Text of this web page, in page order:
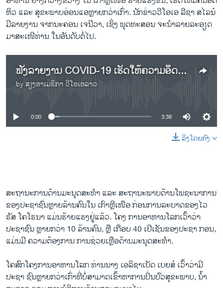
ລາຍງານ
ພາສາຕ່າງໆ
ຫິວ ແລະ ສຸຂະພາບອ່ອນແອຫຼາຍກວ່າເກົ່າ. ນັກຂ່າວວີໂອເອ ລີຊາ ສໄລນ໌
ມີລາຍງານ ຈາກນະຄອນ ເຈນີວາ, ເຊິ່ງ ພຸດທະສອນ ຈະນຳລາຍລະອຽດ
ມາສະເໜີທ່ານ ໃນອັນດັບຕໍ່ໄປ.
ຟັງລາຍງານ COVID-19 ເຮັດໃຫ້ຄວາມອຶດຫິວ ແຜ່ລາມໄປທົ່ວ ເກົາຫຼີເໜືອ
by ສຽງອາເມຣິກາ ວີໂອເອລາວ
No media source currently available
0:00 3:38
ລິງໂດຍກົງ
ສະຖານະການດ້ານມະນຸດສະທຳ ແລະ ສະຖານະພາບດ້ານໂພຊະນາການ
ຂອງປະຊາຊົນຫຼາຍລ້ານຄົນໃນ ເກົາຫຼີເໜືອ ກ່ອນການລະບາດຂອງໄວ
ຣັສ ໂຄໂຣນາ ແມ່ນຮ້າຍແຮງຢູ່ແລ້ວ. ໂຄງ ການອາຫານໂລກເວົ້າວ່າ
ປະຊາຊົນ ຫຼາຍກວ່າ 10 ລ້ານຄົນ, ຫຼື ເກືອບ 40 ເປີເຊັນຂອງປະຊາ ກອນ,
ແມ່ນມີ ຄວາມຕ້ອງການ ການຊ່ວຍເຫຼືອດ້ານມະນຸດສະທຳ.
ໂຄສົກໂຄງການອາຫານໂລກ ທ່ານນາງ ເອລິຊາເບັດ ເບຍສ໌ ເວົ້າວ່າມີ
ປະຊາ ຊົນຫຼາຍກວ່າເກົ່າທີ່ບໍ່ສາມາດເຂົ້າຫາການປິ່ນປົວສຸຂະພາບ, ນໍ້າ